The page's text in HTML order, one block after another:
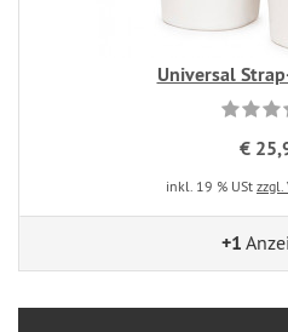
Universal
€
inkl. 19 % USt zzgl.
+1